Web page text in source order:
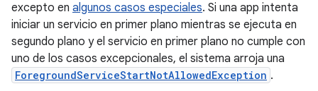
excepto en algunos casos especiales. Si una app intenta
iniciar un servicio en primer plano mientras se ejecuta en
segundo plano y el servicio en primer plano no cumple con
uno de los casos excepcionales, el sistema arroja una
ForegroundServiceStartNotAllowedException .